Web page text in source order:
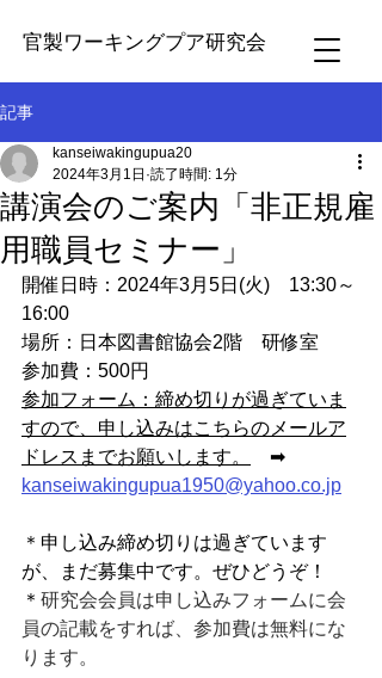
官製ワーキングプア研究会
記事
講演会のご案内「非正規雇
用職員セミナー」
kanseiwakingupua20
2024年3月1日 読了時間: 1分
開催日時：2024年3月5日(火)　13:30～
16:00
場所：日本図書館協会2階　研修室
参加費：500円
参加フォーム：締め切りが過ぎていま
すので、申し込みはこちらのメールア
ドレスまでお願いします。
➡
kanseiwakingupua1950@yahoo.co.jp
＊申し込み締め切りは過ぎています
が、まだ募集中です。ぜひどうぞ！
＊ 研究会会員は申し込みフォームに会
員の記載をすれば、参加費は無料にな
ります。